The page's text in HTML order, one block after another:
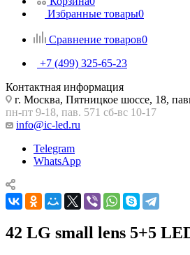
Избранные товары0
Сравнение товаров0
+7 (499) 325-65-23
Контактная информация
г. Москва, Пятницкое шоссе, 18,
пн-пт 9-18, пав. 571 сб-вс 10-17
info@ic-led.ru
Telegram
WhatsApp
42 LG small lens 5+5